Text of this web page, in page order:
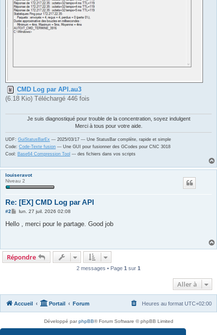
CMD Log par API.au3
(6.18 Kio) Téléchargé 446 fois
Je suis diagnostiqué pour trouble de la concentration, soyez indulgent
Merci à tous pour votre aide.
UDF: GuiStatusBarEx --- 2025/03/17 --- Une StatusBar complète, rapide et simple
Code: Code-Texte fusion --- Une GUI pour fusionner des GCodes pour CNC 3018
Cool: Base64 Compression Tool --- des fichiers dans vos scripts
louiseravot
Niveau 2
Re: [EX] CMD Log par API
#2
M
s
lun. 27 juil. 2026 02:08
Hello , merci pour le partage. Good job
Répondre
2 messages • Page 1 sur 1
Aller à
Accueil Portail Forum Heures au format UTC+02:00
Développé parphpBB® Forum Software © phpBB Limited
Traduit parphpBB-fr.com